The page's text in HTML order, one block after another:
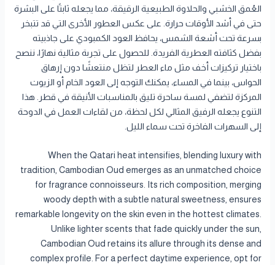
العُمق الخشبي والحلاوة الطبيعية الرقيقة، مما يجعله ثابتًا على البشرة
حتى في أشد الأوقات حرارة. على عكس العطور الأخرى التي قد تتبخر
بسرعة تحت أشعة الشمس، يحافظ العود الكمبودي على جاذبيته
بفضل كثافته العطرية الفريدة. للحصول على تجربة مثالية نهارًا، ننصح
باختيار تركيزات أخف مثل ماء العطر لتظل منتعشًا دون إرهاق
الحواس، بينما في المساء، يمكنك التوجه إلى العود الخام أو الزيوت
المركزة لتضفي لمسة ساحرة تليق بالمناسبات الأنيقة في قطر. هذا
التنوع يجعله الرفيق المثالي لكل لحظة، من لقاءات العمل في الدوحة
إلى السهرات الفاخرة تحت سماء الليل.
When the Qatari heat intensifies, blending luxury with
tradition, Cambodian Oud emerges as an unmatched choice
for fragrance connoisseurs. Its rich composition, merging
woody depth with a subtle natural sweetness, ensures
remarkable longevity on the skin even in the hottest climates.
Unlike lighter scents that fade quickly under the sun,
Cambodian Oud retains its allure through its dense and
complex profile. For a perfect daytime experience, opt for